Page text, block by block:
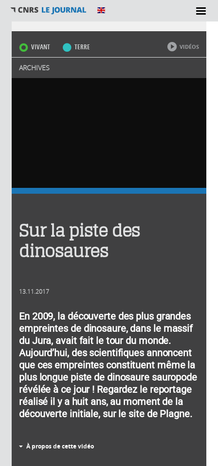
Vous êtes ici
VIVANT TERRE
ARCHIVES
VIDÉOS
Sur la piste des
dinosaures
13.11.2017
En 2009, la découverte des plus grandes
empreintes de dinosaure, dans le massif
du Jura, avait fait le tour du monde.
Aujourd’hui, des scientifiques annoncent
que ces empreintes constituent même la
plus longue piste de dinosaure sauropode
révélée à ce jour ! Regardez le reportage
réalisé il y a huit ans, au moment de la
découverte initiale, sur le site de Plagne.
À propos de cette vidéo